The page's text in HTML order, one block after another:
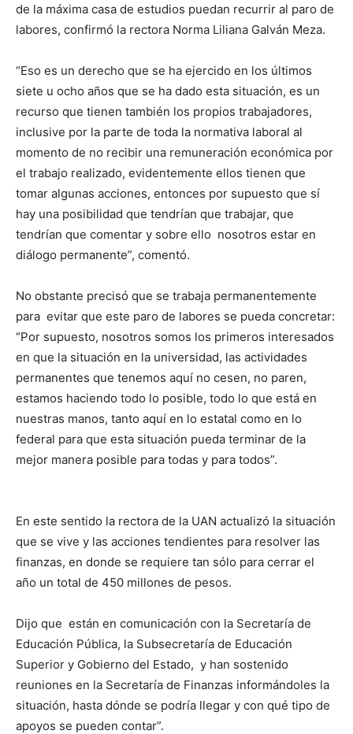
de la máxima casa de estudios puedan recurrir al paro de
labores, confirmó la rectora Norma Liliana Galván Meza.
“Eso es un derecho que se ha ejercido en los últimos
siete u ocho años que se ha dado esta situación, es un
recurso que tienen también los propios trabajadores,
inclusive por la parte de toda la normativa laboral al
momento de no recibir una remuneración económica por
el trabajo realizado, evidentemente ellos tienen que
tomar algunas acciones, entonces por supuesto que sí
hay una posibilidad que tendrían que trabajar, que
tendrían que comentar y sobre ello nosotros estar en
diálogo permanente”, comentó.
No obstante precisó que se trabaja permanentemente
para evitar que este paro de labores se pueda concretar:
“Por supuesto, nosotros somos los primeros interesados
en que la situación en la universidad, las actividades
permanentes que tenemos aquí no cesen, no paren,
estamos haciendo todo lo posible, todo lo que está en
nuestras manos, tanto aquí en lo estatal como en lo
federal para que esta situación pueda terminar de la
mejor manera posible para todas y para todos”.
En este sentido la rectora de la UAN actualizó la situación
que se vive y las acciones tendientes para resolver las
finanzas, en donde se requiere tan sólo para cerrar el
año un total de 450 millones de pesos.
Dijo que están en comunicación con la Secretaría de
Educación Pública, la Subsecretaría de Educación
Superior y Gobierno del Estado, y han sostenido
reuniones en la Secretaría de Finanzas informándoles la
situación, hasta dónde se podría llegar y con qué tipo de
apoyos se pueden contar”.